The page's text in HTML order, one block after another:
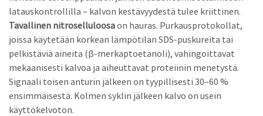
latauskontrollilla – kalvon kestävyydestä tulee kriittinen.
Tavallinen nitroselluloosaon hauras. Purkausprotokollat,
joissa käytetään korkean lämpötilan SDS-puskureita tai
pelkistäviä aineita (β-merkaptoetanoli), vahingoittavat
mekaanisesti kalvoa ja aiheuttavat proteiinin menetystä.
Signaali toisen anturin jälkeen on tyypillisesti 30–60 %
ensimmäisestä. Kolmen syklin jälkeen kalvo on usein
käyttökelvoton.